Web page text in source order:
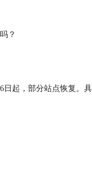
？
起，部分站点恢复。具